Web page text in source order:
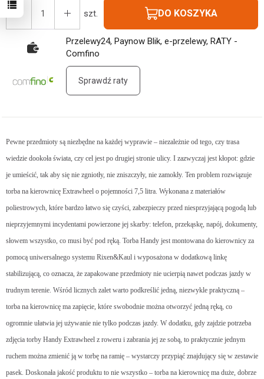
szt. DO KOSZYKA
Przelewy24, Paynow Blik, e-przelewy, RATY -
Comfino
Sprawdź raty
Pewne przedmioty są niezbędne na każdej wyprawie – niezależnie od tego, czy trasa
wiedzie dookoła świata, czy cel jest po drugiej stronie ulicy. I zazwyczaj jest kłopot: gdzie
je umieścić, tak aby się nie zgniotły, nie zniszczyły, nie zamokły. Ten problem rozwiązuje
torba na kierownicę Extrawheel o pojemności 7,5 litra. Wykonana z materiałów
poliestrowych, które bardzo łatwo się czyści, zabezpieczy przed niesprzyjającą pogodą lub
nieprzyjemnymi incydentami powierzone jej skarby: telefon, przekąskę, napój, dokumenty,
słowem wszystko, co musi być pod ręką. Torba Handy jest montowana do kierownicy za
pomocą uniwersalnego systemu Rixen&Kaul i wyposażona w dodatkową linkę
stabilizującą, co oznacza, że zapakowane przedmioty nie ucierpią nawet podczas jazdy w
trudnym terenie. Wśród licznych zalet warto podkreślić jedną, niezwykle praktyczną –
torba na kierownicę ma zapięcie, które swobodnie można otworzyć jedną ręką, co
ogromnie ułatwia jej używanie nie tylko podczas jazdy. W dodatku, gdy zajdzie potrzeba
zdjęcia torby Handy Extrawheel z roweru i zabrania jej ze sobą, to praktycznie jednym
ruchem można zmienić ją w torbę na ramię – wystarczy przypiąć znajdujący się w zestawie
pasek. Doskonała jakość produktu to nie wszystko – torba na kierownicę ma duże, dobrze